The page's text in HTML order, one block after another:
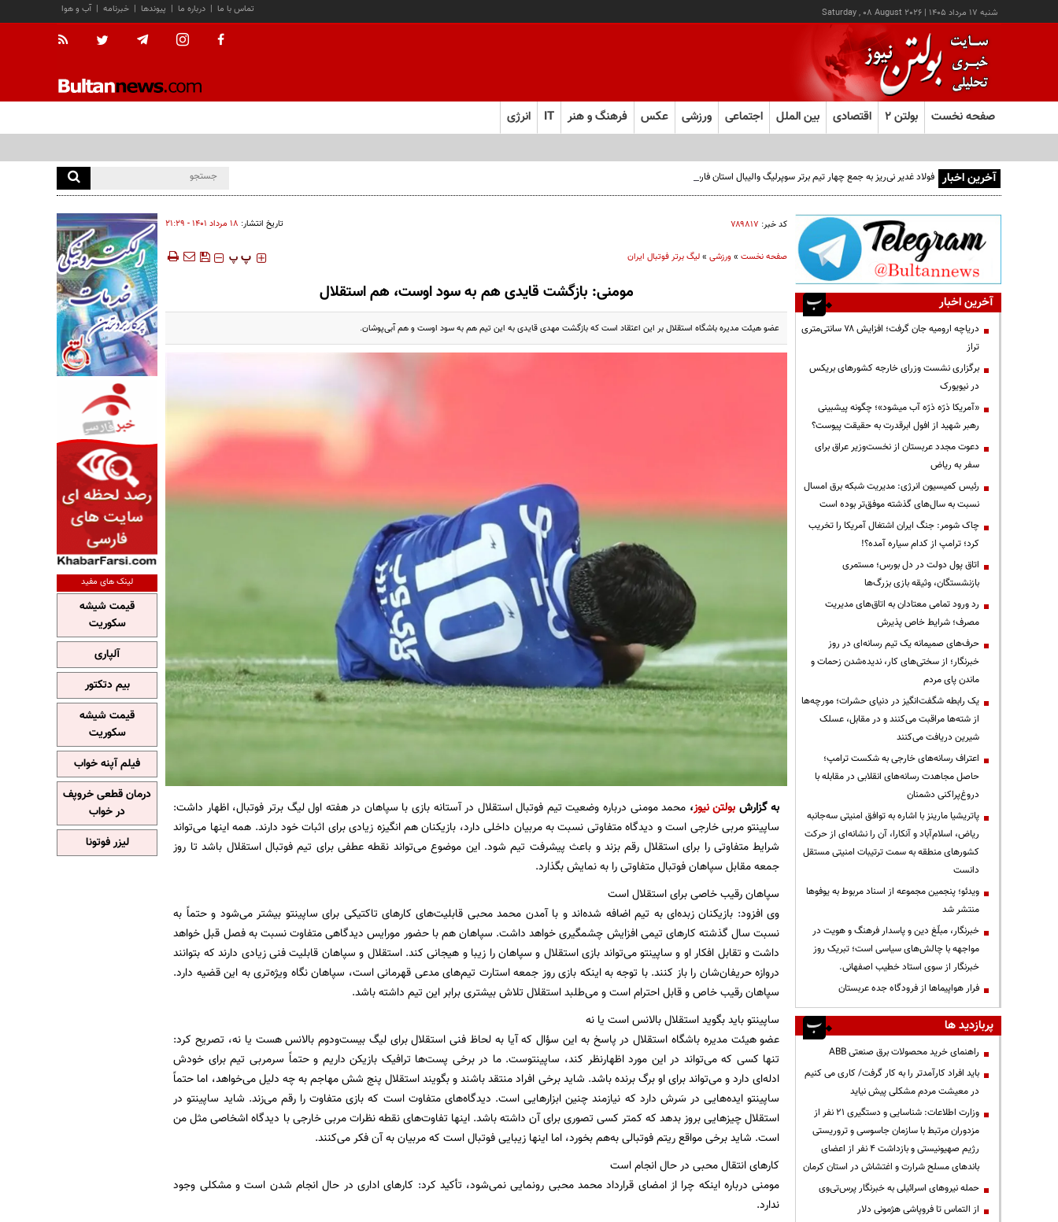
شنبه ۱۷ مرداد ۱۴۰۵ |
Saturday , 08 August 2026 آب و هوا | خبرنامه | پیوندها | درباره ما | تماس با ما
صفحه نخست بولتن ۲ اقتصادی بین الملل اجتماعی ورزشی عکس فرهنگ و هنر IT انرژی
آخرین اخبار فولاد غدیر نی‌ریز به جمع چهار تیم برتر سوپرلیگ والیبال استان فارس صعود کرد
کد خبر: ۷۸۹۸۱۷ تاریخ انتشار: ۱۸ مرداد ۱۴۰۱ - ۲۱:۲۹
صفحه نخست»ورزشی»لیگ برتر فوتبال ایران ‍‍‍ پ پ
مومنی: بازگشت قایدی هم به سود اوست، هم استقلال
عضو هیئت مدیره باشگاه استقلال بر این اعتقاد است که بازگشت مهدی قایدی به این تیم هم به سود اوست و هم آبی‌پوشان.
به گزارش بولتن نیوز، محمد مومنی درباره وضعیت تیم فوتبال استقلال در آستانه بازی با سپاهان در هفته اول لیگ برتر فوتبال، اظهار داشت:
ساپینتو مربی خارجی است و دیدگاه متفاوتی نسبت به مربیان داخلی دارد، بازیکنان هم انگیزه زیادی برای اثبات خود دارند. همه اینها می‌تواند
شرایط متفاوتی را برای استقلال رقم بزند و باعث پیشرفت تیم شود. این موضوع می‌تواند نقطه عطفی برای تیم فوتبال استقلال باشد تا روز
جمعه مقابل سپاهان فوتبال متفاوتی را به نمایش بگذارد.
سپاهان رقیب خاصی برای استقلال است
وی افزود: بازیکنان زبده‌ای به تیم اضافه شده‌اند و با آمدن محمد محبی قابلیت‌های کارهای تاکتیکی برای ساپینتو بیشتر می‌شود و حتماً به
نسبت سال گذشته کارهای تیمی افزایش چشمگیری خواهد داشت. سپاهان هم با حضور مورایس دیدگاهی متفاوت نسبت به فصل قبل خواهد
داشت و تقابل افکار او و ساپینتو می‌تواند بازی استقلال و سپاهان را زیبا و هیجانی کند. استقلال و سپاهان قابلیت فنی زیادی دارند که بتوانند
دروازه حریفان‌شان را باز کنند. با توجه به اینکه بازی روز جمعه استارت تیم‌های مدعی قهرمانی است، سپاهان نگاه ویژه‌تری به این قضیه دارد.
سپاهان رقیب خاص و قابل احترام است و می‌طلبد استقلال تلاش بیشتری برابر این تیم داشته باشد.
ساپینتو باید بگوید استقلال بالانس است یا نه
عضو هیئت مدیره باشگاه استقلال در پاسخ به این سؤال که آیا به لحاظ فنی استقلال برای لیگ بیست‌ودوم بالانس هست یا نه، تصریح کرد:
تنها کسی که می‌تواند در این مورد اظهارنظر کند، ساپینتوست. ما در برخی پست‌ها ترافیک بازیکن داریم و حتماً سرمربی تیم برای خودش
ادله‌ای دارد و می‌تواند برای او برگ برنده باشد. شاید برخی افراد منتقد باشند و بگویند استقلال پنج شش مهاجم به چه دلیل می‌خواهد، اما حتماً
ساپینتو ایده‌هایی در سَرش دارد که نیازمند چنین ابزارهایی است. دیدگاه‌های متفاوت است که بازی متفاوت را رقم می‌زند. شاید ساپینتو در
استقلال چیزهایی بروز بدهد که کمتر کسی تصوری برای آن داشته باشد. اینها تفاوت‌های نقطه نظرات مربی خارجی با دیدگاه اشخاصی مثل من
است. شاید برخی مواقع ریتم فوتبالی به‌هم بخورد، اما اینها زیبایی فوتبال است که مربیان به آن فکر می‌کنند.
کارهای انتقال محبی در حال انجام است
مومنی درباره اینکه چرا از امضای قرارداد محمد محبی رونمایی نمی‌شود، تأکید کرد: کارهای اداری در حال انجام شدن است و مشکلی وجود
ندارد.
آخرین اخبار
دریاچه ارومیه جان گرفت؛ افزایش ۷۸ سانتی‌متری
تراز
برگزاری نشست وزرای خارجه کشورهای بریکس
در نیویورک
«آمریکا ذرّه ذرّه آب میشود»؛ چگونه پیشبینی
رهبر شهید از افول ابرقدرت به حقیقت پیوست؟
دعوت مجدد عربستان از نخست‌وزیر عراق برای
سفر به ریاض
رئیس کمیسیون انرژی: مدیریت شبکه برق امسال
نسبت به سال‌های گذشته موفق‌تر بوده است
چاک شومر: جنگ ایران اشتغال آمریکا را تخریب
کرد؛ ترامپ از کدام سیاره آمده؟!
اتاق پول دولت در دل بورس؛ مستمری
بازنشستگان، وثیقه بازی بزرگ‌ها
رد ورود تمامی معتادان به اتاق‌های مدیریت
مصرف؛ شرایط خاص پذیرش
حرف‌های صمیمانه یک تیم رسانه‌ای در روز
خبرنگار؛ از سختی‌های کار، ندیده‌شدن زحمات و
ماندن پای مردم
یک رابطه شگفت‌انگیز در دنیای حشرات؛ مورچه‌ها
از شته‌ها مراقبت می‌کنند و در مقابل، عسلک
شیرین دریافت می‌کنند
اعتراف رسانه‌های خارجی به شکست ترامپ؛
حاصل مجاهدت رسانه‌های انقلابی در مقابله با
دروغ‌پراکنی دشمنان
پاتریشیا مارینز با اشاره به توافق امنیتی سه‌جانبه
ریاض، اسلام‌آباد و آنکارا، آن را نشانه‌ای از حرکت
کشورهای منطقه به سمت ترتیبات امنیتی مستقل
دانست
ویدئو؛ پنجمین مجموعه از اسناد مربوط به یوفوها
منتشر شد
خبرنگار، مبلّغ دین و پاسدار فرهنگ و هویت در
مواجهه با چالش‌های سیاسی است؛ تبریک روز
خبرنگار از سوی استاد خطیب اصفهانی.
فرار هواپیماها از فرودگاه جده عربستان
پربازدید ها
راهنمای خرید محصولات برق صنعتی ABB
باید افراد کارآمدتر را به کار گرفت/ کاری می کنیم
در معیشت مردم مشکلی پیش نیاید
وزارت اطلاعات: شناسایی و دستگیری ۲۱ نفر از
مزدوران مرتبط با سازمان جاسوسی و تروریستی
رژیم صهیونیستی و بازداشت ۴ نفر از اعضای
باندهای مسلح شرارت و اغتشاش در استان کرمان
حمله نیروهای اسرائیلی به خبرنگار پرس‌تی‌وی
از التماس تا فروپاشی هژمونی دلار
لینک های مفید
قیمت شیشه
سکوریت
آلپاری
بیم دتکتور
قیمت شیشه
سکوریت
فیلم آپنه خواب
درمان قطعی خروپف
در خواب
لیزر فوتونا